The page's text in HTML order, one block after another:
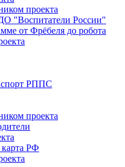
проекта
"Воспитатели России"
от Фрёбеля до робота
РППС
проекта
РФ